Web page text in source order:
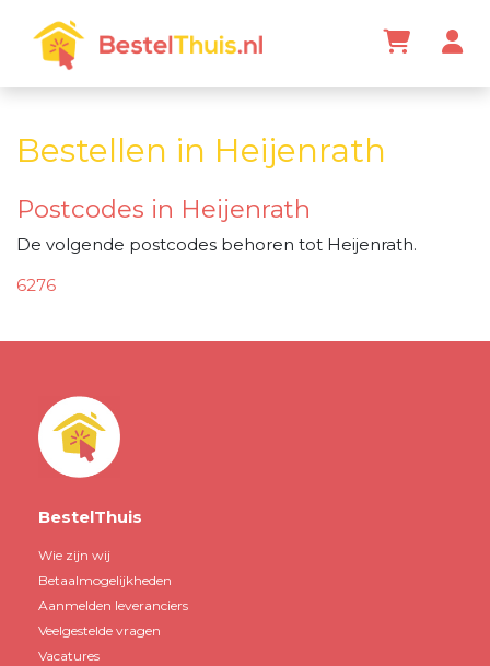
Bestellen in Heijenrath
Postcodes in Heijenrath
De volgende postcodes behoren tot Heijenrath.
6276
BestelThuis
Wie zijn wij
Betaalmogelijkheden
Aanmelden leveranciers
Veelgestelde vragen
Vacatures